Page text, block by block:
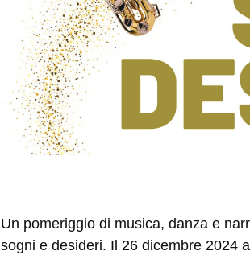
Un pomeriggio di musica, danza e
sogni e desideri. Il 26 dicembre 2024